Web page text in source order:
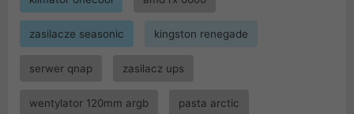
zasilacze seasonic kingston renegade
serwer qnap zasilacz ups
wentylator 120mm argb pasta arctic